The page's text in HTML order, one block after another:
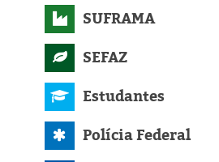
SUFRAMA
SEFAZ
Estudantes
Polícia Federal